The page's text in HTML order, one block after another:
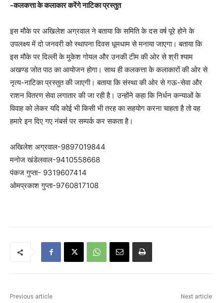
-कलकत्ता के कलाकार करेंगे नाटिका प्रस्तुत
इस मौके पर अखिलेश अग्रवाल ने बताया कि समिति के दस वर्ष पूरे होने के
उपलक्ष्य में दो जनवरी को स्थापना दिवस धूमधाम से मनाया जाएगा। बताया कि
इस मौके पर दिल्ली के मुकेश गोयल और उनकी टीम की ओर से श्री श्याम
अखण्ड जोत पाठ का आयोजन होगा। साथ ही कलकत्ता के कलाकारों की ओर से
नृत्य-नाटिका प्रस्तुत की जाएगी। बताया कि संस्था की ओर से गऊ-सेवा और
राशन वितरण सेवा लगातार की जा रही है। उन्होंने कहा कि निर्धन कन्याओं के
विवाह को लेकर यदि कोई भी किसी भी तरह का सहयोग करना चाहता है तो वह
हमारे इन दिए गए नंबर्स पर सम्पर्क कर सकता है।
अखिलेश अग्रवाल-9897019844
मनोज खंडेलवाल-9410558668
पंकज गुप्ता- 9319607414
ओमप्रकाश गुप्ता-9760817108
Previous article Next article